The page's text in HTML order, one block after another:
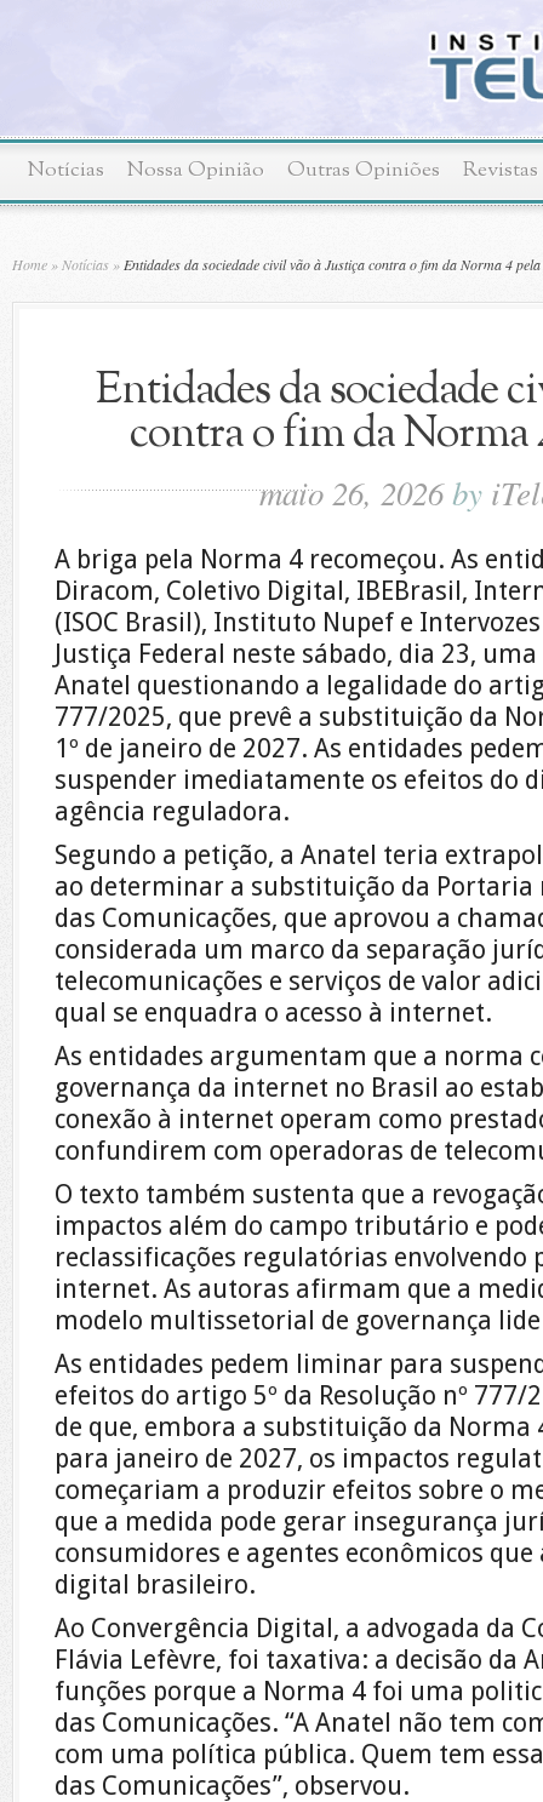
Notícias Nossa Opinião Outras Opiniões Revistas
Home » Notícias » Entidades da sociedade civil vão à Justiça contra o fim da Norma 4
Entidades da sociedade
contra o fim da Norma
maio 26, 2026by
A briga pela Norma 4 recomeçou. As
Diracom, Coletivo Digital, IBEBrasil,
(ISOC Brasil), Instituto Nupef e
Justiça Federal neste sábado, dia 23,
Anatel questionando a legalidade do
777/2025, que prevê a substituição da
1º de janeiro de 2027. As entidades
suspender imediatamente os efeitos do
agência reguladora.
Segundo a petição, a Anatel teria
ao determinar a substituição da Portaria
das Comunicações, que aprovou a
considerada um marco da separação
telecomunicações e serviços de valor
qual se enquadra o acesso à internet.
As entidades argumentam que a norma
governança da internet no Brasil ao
conexão à internet operam como
confundirem com operadoras de
O texto também sustenta que a
impactos além do campo tributário e
reclassificações regulatórias envolvendo
internet. As autoras afirmam que a
modelo multissetorial de governança
As entidades pedem liminar para
efeitos do artigo 5º da Resolução nº
de que, embora a substituição da Norma
para janeiro de 2027, os impactos
começariam a produzir efeitos sobre o
que a medida pode gerar insegurança
consumidores e agentes econômicos
digital brasileiro.
Ao Convergência Digital, a advogada da
Flávia Lefèvre, foi taxativa: a decisão da
funções porque a Norma 4 foi uma
das Comunicações. “A Anatel não tem
com uma política pública. Quem tem
das Comunicações”, observou.